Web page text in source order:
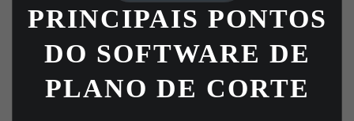
PRINCIPAIS PONTOS
DO SOFTWARE DE
PLANO DE CORTE